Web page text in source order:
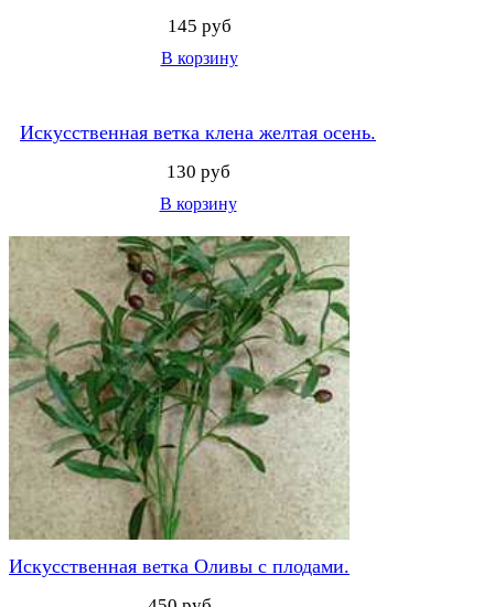
145 руб
В корзину
Искусственная ветка клена желтая осень.
130 руб
В корзину
Искусственная ветка Оливы с плодами.